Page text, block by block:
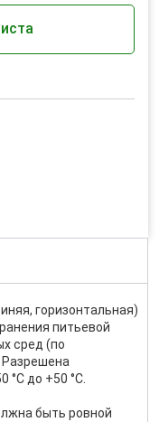
горизонтальная)
питьевой
сред (по
Разрешена
°С до +50 °С.
быть ровной